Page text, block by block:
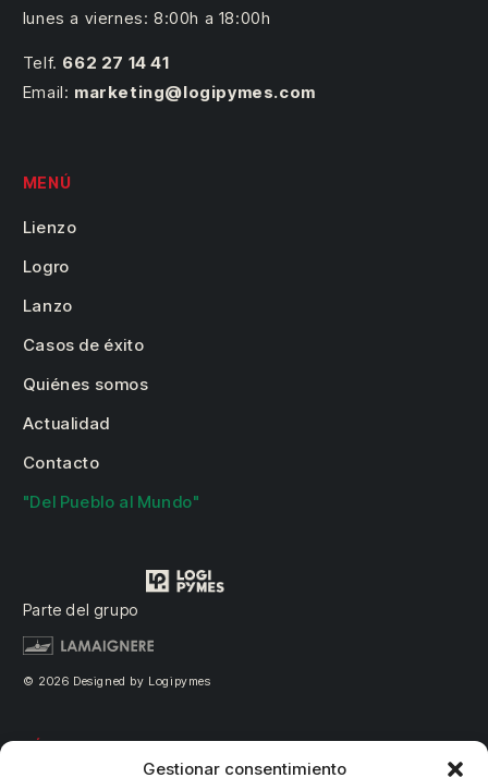
Gestionar consentimiento
Parte del grupo
© 2026 Designed by Logipymes
lunes a viernes: 8:00h a 18:00h
Telf. 662 27 14 41
Email: marketing@logipymes.com
MENÚ
Lienzo
Logro
Lanzo
Casos de éxito
Quiénes somos
Actualidad
Contacto
"Del Pueblo al Mundo"
PÁGINAS LEGALES